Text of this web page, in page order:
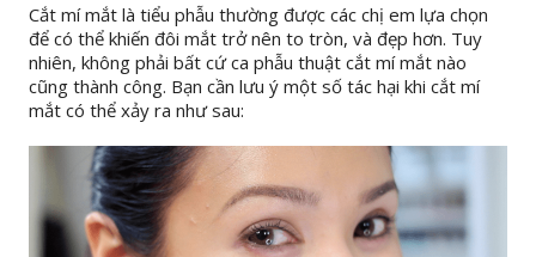
Cắt mí mắt là tiểu phẫu thường được các chị em lựa chọn
để có thể khiến đôi mắt trở nên to tròn, và đẹp hơn. Tuy
nhiên, không phải bất cứ ca phẫu thuật cắt mí mắt nào
cũng thành công. Bạn cần lưu ý một số tác hại khi cắt mí
mắt có thể xảy ra như sau: